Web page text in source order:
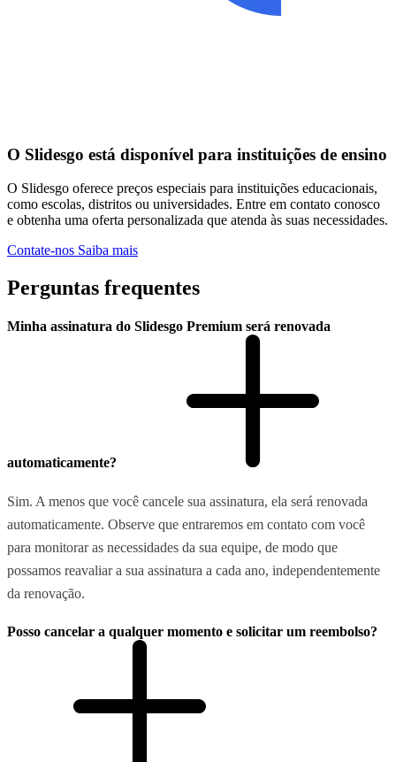
O Slidesgo está disponível para instituições de ensino
O Slidesgo oferece preços especiais para instituições educacionais,
como escolas, distritos ou universidades. Entre em contato conosco
e obtenha uma oferta personalizada que atenda às suas necessidades.
Contate-nos Saiba mais
Perguntas frequentes
Minha assinatura do Slidesgo Premium será renovada
automaticamente?
Sim. A menos que você cancele sua assinatura, ela será renovada
automaticamente. Observe que entraremos em contato com você
para monitorar as necessidades da sua equipe, de modo que
possamos reavaliar a sua assinatura a cada ano, independentemente
da renovação.
Posso cancelar a qualquer momento e solicitar um reembolso?